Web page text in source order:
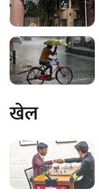
खेल